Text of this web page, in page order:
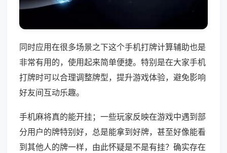
同时应用在很多场景之下这个手机打牌计算辅助也是
非常有用的，使用起来简单便捷。特别是在大家手机
打牌时可以合理调整牌型，提升游戏体验，避免影响
好友间互动乐趣。
手机麻将真的能开挂；一些玩家反映在游戏中遇到部
分用户的牌特别好，总是能拿到好牌，甚至好像能看
到其他人的牌一样，由此怀疑是不是有挂？确实存在